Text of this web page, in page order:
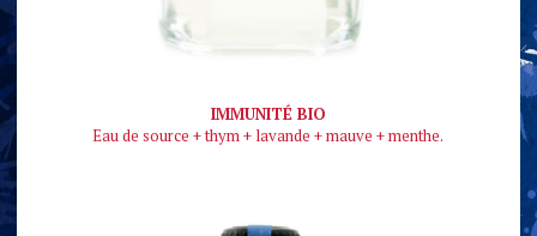
IMMUNITÉ BIO
Eau de source + thym + lavande + mauve + menthe.